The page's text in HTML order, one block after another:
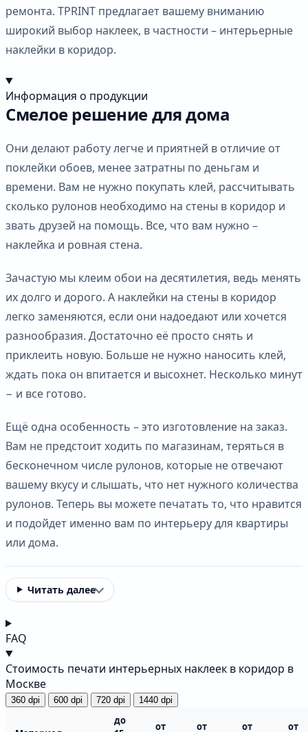
ремонта. TPRINT предлагает вашему вниманию
широкий выбор наклеек, в частности – интерьерные
наклейки в коридор.
Информация о продукции
Смелое решение для дома
Они делают работу легче и приятней в отличие от
поклейки обоев, менее затратны по деньгам и
времени. Вам не нужно покупать клей, рассчитывать
сколько рулонов необходимо на стены в коридор и
звать друзей на помощь. Все, что вам нужно –
наклейка и ровная стена.
Зачастую мы клеим обои на десятилетия, ведь менять
их долго и дорого. А наклейки на стены в коридор
легко заменяются, если они надоедают или хочется
разнообразия. Достаточно её просто снять и
приклеить новую. Больше не нужно наносить клей,
ждать пока он впитается и высохнет. Несколько минут
− и все готово.
Ещё одна особенность – это изготовление на заказ.
Вам не предстоит ходить по магазинам, теряться в
бесконечном числе рулонов, которые не отвечают
вашему вкусу и слышать, что нет нужного количества
рулонов. Теперь вы можете печатать то, что нравится
и подойдет именно вам по интерьеру для квартиры
или дома.
Читать далее
FAQ
Стоимость печати интерьерных наклеек в коридор в
Москве
360 dpi 600 dpi 720 dpi 1440 dpi
до
от от от от